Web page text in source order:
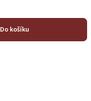
Do košíku